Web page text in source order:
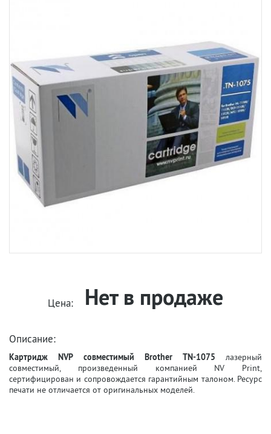
Цена: Нет в продаже
Описание:
Картридж NVP совместимый Brother TN-1075 лазерный
совместимый, произведенный компанией NV Print,
сертифицирован и сопровождается гарантийным талоном. Ресурс
печати не отличается от оригинальных моделей.